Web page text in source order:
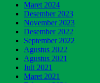
Maret 2024
Desember 2023
November 2023
Desember 2022
September 2022
Agustus 2022
Agustus 2021
Juli 2021
Maret 2021